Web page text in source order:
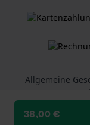
38,00 €
Allgemeine
EinHolland Watch